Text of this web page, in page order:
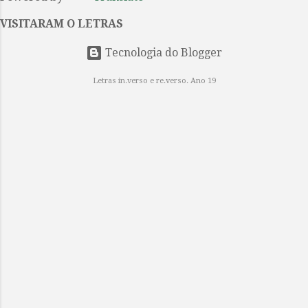
por Guilherme Gontijo Flores, cujo
esforço resultou na publicação de
cul...
VISITARAM O LETRAS
Tecnologia do Blogger
Letras in.verso e re.verso. Ano 19